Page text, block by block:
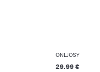
ONLJOSY
29.99 €